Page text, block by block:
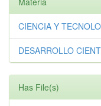
CIENCIA Y
DESARROLLO
Has File(s)